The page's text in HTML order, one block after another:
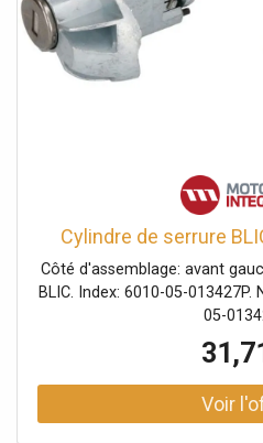
Cylindre de serrure
Côté d'assemblage: avant
BLIC. Index: 6010-05-
05-